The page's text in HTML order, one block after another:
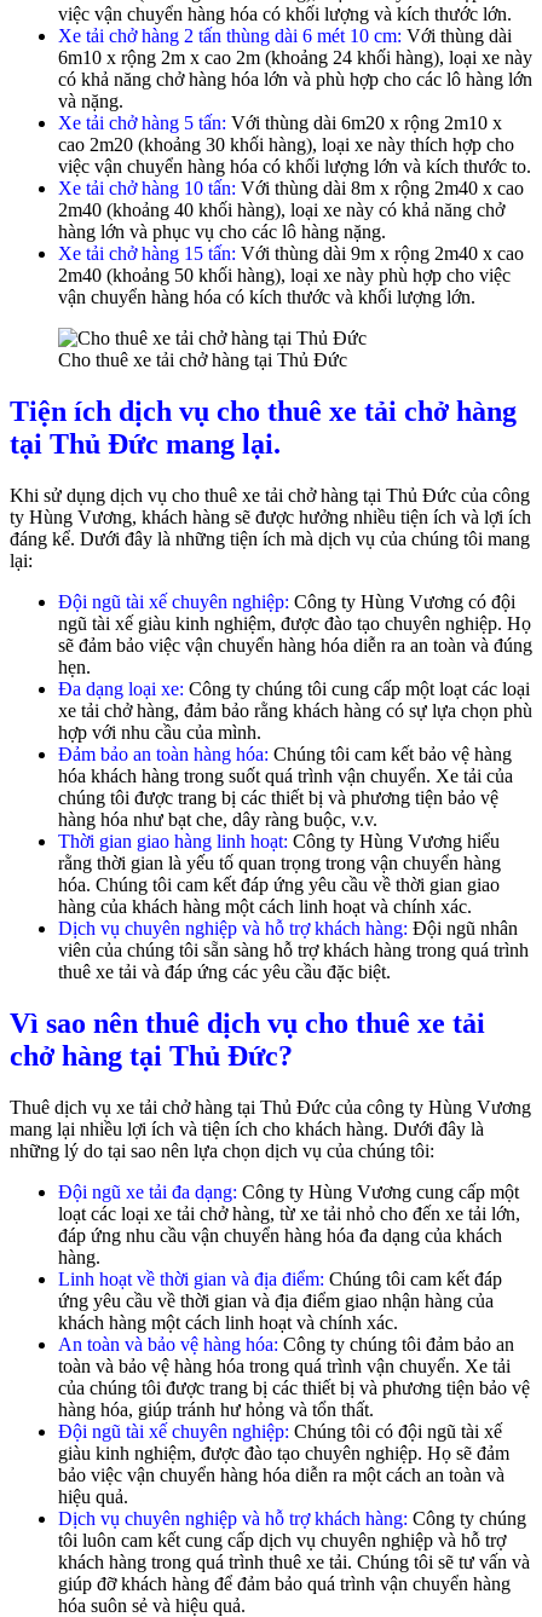
việc vận chuyển hàng hóa có khối lượng và kích thước lớn.
Xe tải chở hàng 2 tấn thùng dài 6 mét 10 cm: Với thùng dài
6m10 x rộng 2m x cao 2m (khoảng 24 khối hàng), loại xe này
có khả năng chở hàng hóa lớn và phù hợp cho các lô hàng lớn
và nặng.
Xe tải chở hàng 5 tấn: Với thùng dài 6m20 x rộng 2m10 x
cao 2m20 (khoảng 30 khối hàng), loại xe này thích hợp cho
việc vận chuyển hàng hóa có khối lượng lớn và kích thước to.
Xe tải chở hàng 10 tấn: Với thùng dài 8m x rộng 2m40 x cao
2m40 (khoảng 40 khối hàng), loại xe này có khả năng chở
hàng lớn và phục vụ cho các lô hàng nặng.
Xe tải chở hàng 15 tấn: Với thùng dài 9m x rộng 2m40 x cao
2m40 (khoảng 50 khối hàng), loại xe này phù hợp cho việc
vận chuyển hàng hóa có kích thước và khối lượng lớn.
Cho thuê xe tải chở hàng tại Thủ Đức
Tiện ích dịch vụ cho thuê xe tải chở hàng
tại Thủ Đức mang lại.
Khi sử dụng dịch vụ cho thuê xe tải chở hàng tại Thủ Đức của công
ty Hùng Vương, khách hàng sẽ được hưởng nhiều tiện ích và lợi ích
đáng kể. Dưới đây là những tiện ích mà dịch vụ của chúng tôi mang
lại:
Đội ngũ tài xế chuyên nghiệp: Công ty Hùng Vương có đội
ngũ tài xế giàu kinh nghiệm, được đào tạo chuyên nghiệp. Họ
sẽ đảm bảo việc vận chuyển hàng hóa diễn ra an toàn và đúng
hẹn.
Đa dạng loại xe: Công ty chúng tôi cung cấp một loạt các loại
xe tải chở hàng, đảm bảo rằng khách hàng có sự lựa chọn phù
hợp với nhu cầu của mình.
Đảm bảo an toàn hàng hóa: Chúng tôi cam kết bảo vệ hàng
hóa khách hàng trong suốt quá trình vận chuyển. Xe tải của
chúng tôi được trang bị các thiết bị và phương tiện bảo vệ
hàng hóa như bạt che, dây ràng buộc, v.v.
Thời gian giao hàng linh hoạt: Công ty Hùng Vương hiểu
rằng thời gian là yếu tố quan trọng trong vận chuyển hàng
hóa. Chúng tôi cam kết đáp ứng yêu cầu về thời gian giao
hàng của khách hàng một cách linh hoạt và chính xác.
Dịch vụ chuyên nghiệp và hỗ trợ khách hàng: Đội ngũ nhân
viên của chúng tôi sẵn sàng hỗ trợ khách hàng trong quá trình
thuê xe tải và đáp ứng các yêu cầu đặc biệt.
Vì sao nên thuê dịch vụ cho thuê xe tải
chở hàng tại Thủ Đức?
Thuê dịch vụ xe tải chở hàng tại Thủ Đức của công ty Hùng Vương
mang lại nhiều lợi ích và tiện ích cho khách hàng. Dưới đây là
những lý do tại sao nên lựa chọn dịch vụ của chúng tôi:
Đội ngũ xe tải đa dạng: Công ty Hùng Vương cung cấp một
loạt các loại xe tải chở hàng, từ xe tải nhỏ cho đến xe tải lớn,
đáp ứng nhu cầu vận chuyển hàng hóa đa dạng của khách
hàng.
Linh hoạt về thời gian và địa điểm: Chúng tôi cam kết đáp
ứng yêu cầu về thời gian và địa điểm giao nhận hàng của
khách hàng một cách linh hoạt và chính xác.
An toàn và bảo vệ hàng hóa: Công ty chúng tôi đảm bảo an
toàn và bảo vệ hàng hóa trong quá trình vận chuyển. Xe tải
của chúng tôi được trang bị các thiết bị và phương tiện bảo vệ
hàng hóa, giúp tránh hư hỏng và tổn thất.
Đội ngũ tài xế chuyên nghiệp: Chúng tôi có đội ngũ tài xế
giàu kinh nghiệm, được đào tạo chuyên nghiệp. Họ sẽ đảm
bảo việc vận chuyển hàng hóa diễn ra một cách an toàn và
hiệu quả.
Dịch vụ chuyên nghiệp và hỗ trợ khách hàng: Công ty chúng
tôi luôn cam kết cung cấp dịch vụ chuyên nghiệp và hỗ trợ
khách hàng trong quá trình thuê xe tải. Chúng tôi sẽ tư vấn và
giúp đỡ khách hàng để đảm bảo quá trình vận chuyển hàng
hóa suôn sẻ và hiệu quả.